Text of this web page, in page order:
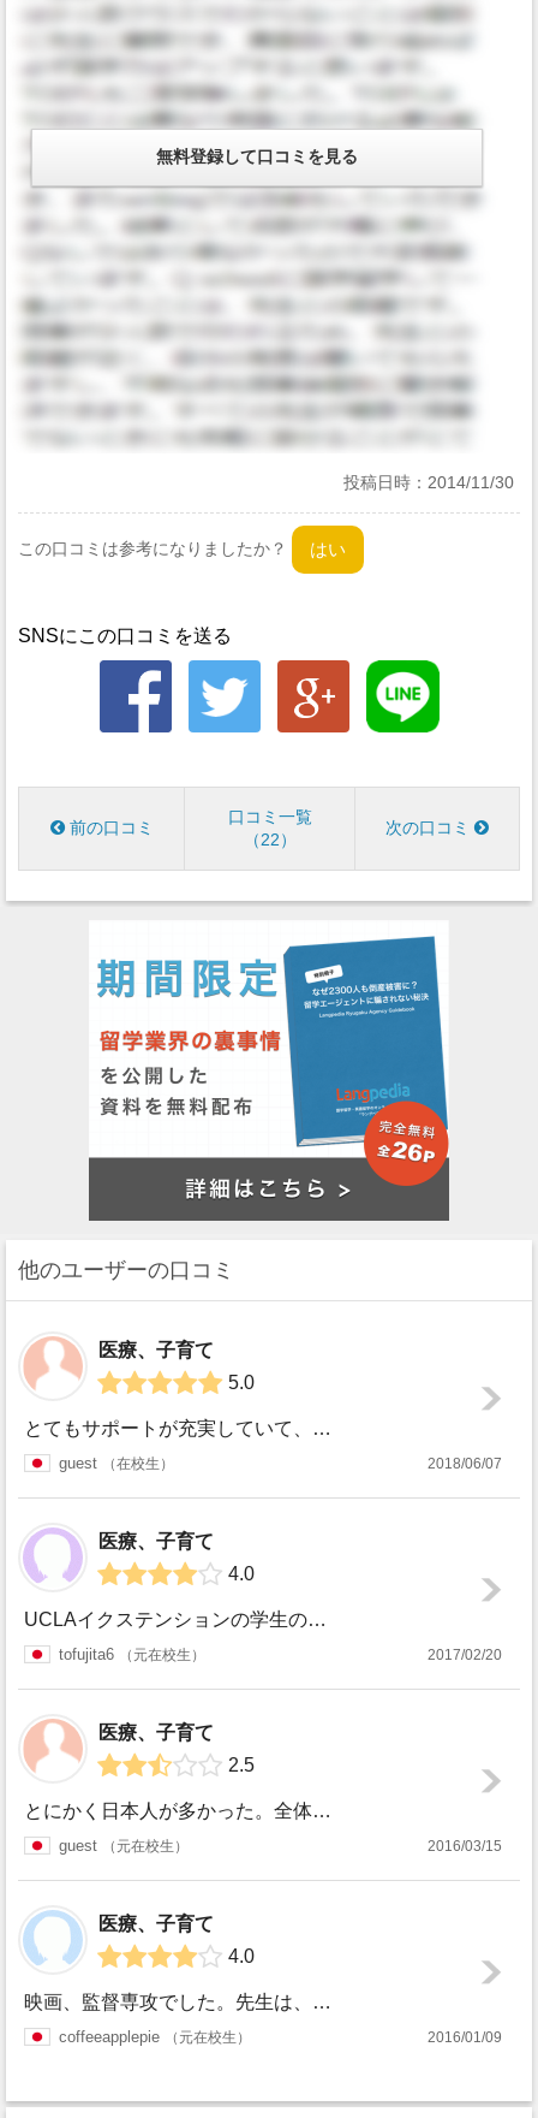
投稿日時： 2014/11/30
この口コミは参考になりましたか？
SNSにこの口コミを送る
前の口コミ
口コミ一覧
22
次の口コミ
他のユーザーの口コミ
医療、子育て
5.0
とてもサポートが充実していて、あらゆる面で助けてくれました。時折クラスが日本の大学よりハードに感じましたが、クラスではグループワークも多く、多くの外国の友...
guest 在校生 2018/06/07
医療、子育て
4.0
UCLAイクステンションの学生の大半は社会人です。UCLAイクステンションに限りませんが、エクステンションに通う学生は、学んだ知識や技術を活かして仕事に就...
tofujita6 元在校生 2017/02/20
医療、子育て
2.5
とにかく日本人が多かった。全体的にアジア系が多く、台湾中国の割合が次に多かった印象がある。最近は日本人が減ってきていると聞いた。クラスも上のクラスならば様...
guest 元在校生 2016/03/15
医療、子育て
4.0
映画、監督専攻でした。先生は、監督、プロデューサー、ライター、映画からＴＶまで幅広い分野から、現役で働いている方が教えてくださいます。自分から質問したり、...
coffeeapplepie 元在校生 2016/01/09